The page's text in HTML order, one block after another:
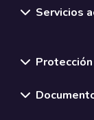
Servicios